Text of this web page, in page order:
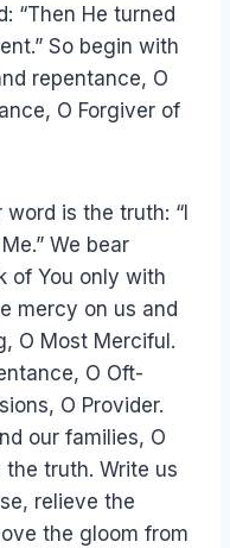
“Then He turned
So begin with
repentance, O
O Forgiver of
is the truth: “I
We bear
of You only with
mercy on us and
O Most Merciful.
O Oft-
O Provider.
our families, O
truth. Write us
relieve the
the gloom from